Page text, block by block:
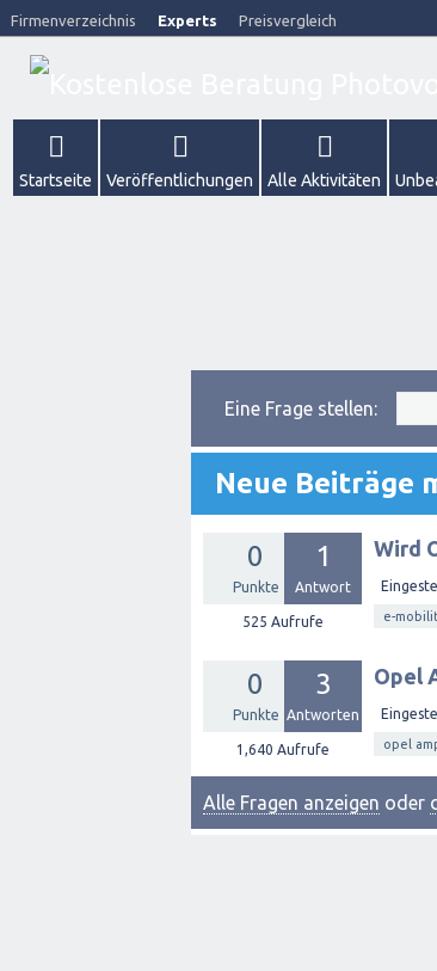
Firmenverzeichnis Experts Preisvergleich
Startseite Veröffentlichungen Alle Aktivitäten
Eine Frage stellen:
Neue Beiträge
0
Punkte
1
Antwort
525 Aufrufe
Wird
e-
0
Punkte
3
Antworten
1,640 Aufrufe
Opel
opel
Alle Fragen anzeigen oder